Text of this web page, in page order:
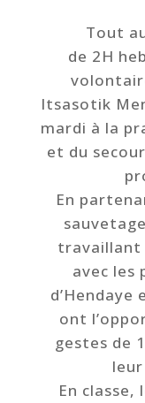
Tout au
de 2H
Itsasotik
mardi à la
et du
En
travaillant
avec les
ont
gestes de
En classe,